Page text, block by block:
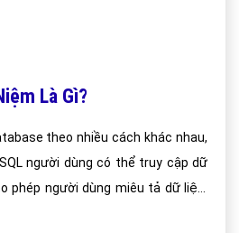
Là Gì?
theo nhiều cách khác nhau,
người dùng có thể truy cập dữ
phép người dùng miêu tả dữ liệu.